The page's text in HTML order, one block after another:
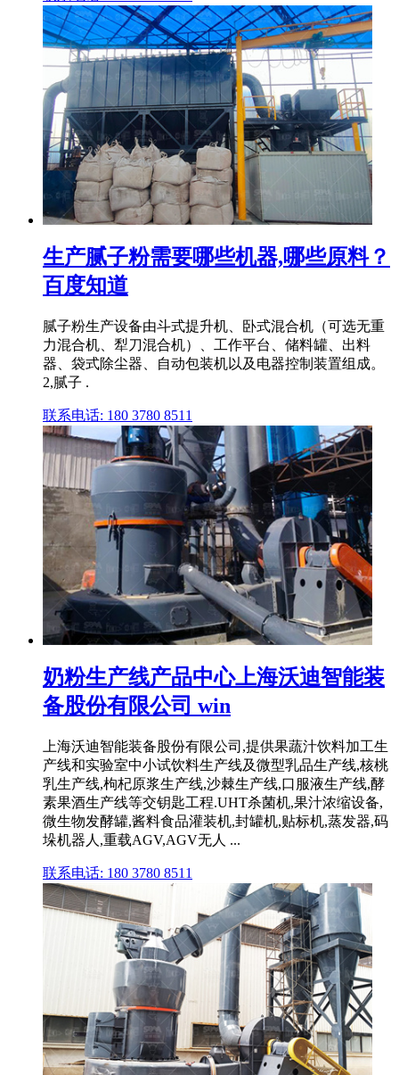
生产腻子粉需要哪些机器,哪些原料？
百度知道
腻子粉生产设备由斗式提升机、卧式混合机（可选无重
力混合机、犁刀混合机）、工作平台、储料罐、出料
器、袋式除尘器、自动包装机以及电器控制装置组成。
2,腻子 .
联系电话: 180 3780 8511
奶粉生产线产品中心上海沃迪智能装
备股份有限公司 win
上海沃迪智能装备股份有限公司,提供果蔬汁饮料加工生
产线和实验室中小试饮料生产线及微型乳品生产线,核桃
乳生产线,枸杞原浆生产线,沙棘生产线,口服液生产线,酵
素果酒生产线等交钥匙工程.UHT杀菌机,果汁浓缩设备,
微生物发酵罐,酱料食品灌装机,封罐机,贴标机,蒸发器,码
垛机器人,重载AGV,AGV无人 ...
联系电话: 180 3780 8511